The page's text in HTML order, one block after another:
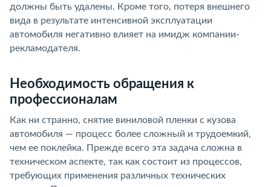
должны быть удалены. Кроме того, потеря внешнего
вида в результате интенсивной эксплуатации
автомобиля негативно влияет на имидж компании-
рекламодателя.
Необходимость обращения к
профессионалам
Как ни странно, снятие виниловой пленки с кузова
автомобиля — процесс более сложный и трудоемкий,
чем ее поклейка. Прежде всего эта задача сложна в
техническом аспекте, так как состоит из процессов,
требующих применения различных технических